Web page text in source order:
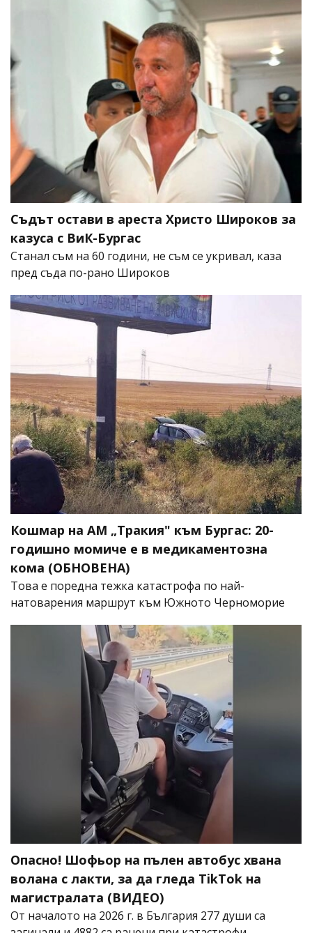
Съдът остави в ареста Христо Широков за
казуса с ВиК-Бургас
Станал съм на 60 години, не съм се укривал, каза
пред съда по-рано Широков
Кошмар на АМ „Тракия" към Бургас: 20-
годишно момиче е в медикаментозна
кома (ОБНОВЕНА)
Това е поредна тежка катастрофа по най-
натоварения маршрут към Южното Черноморие
Опасно! Шофьор на пълен автобус хвана
волана с лакти, за да гледа TikTok на
магистралата (ВИДЕО)
От началото на 2026 г. в България 277 души са